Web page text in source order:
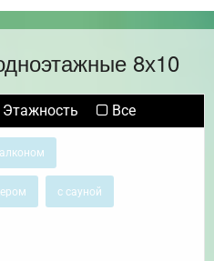
8х10
Этажность Все
с сауной